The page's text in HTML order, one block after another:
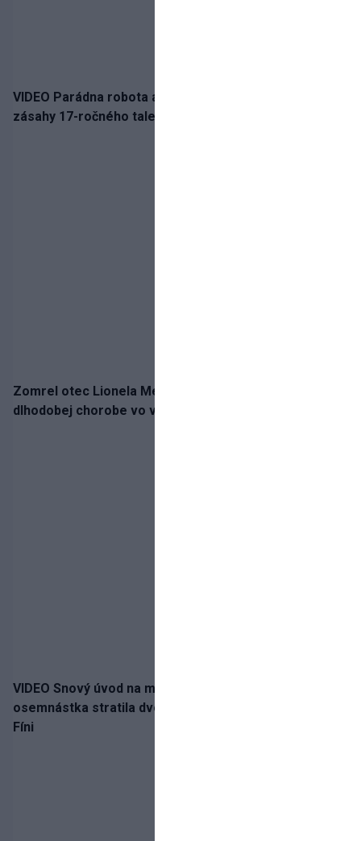
VIDEO Parádna robota a gól v oslabení! Pozrite si oba
zásahy 17-ročného talentu Rychlíka proti USA
Zomrel otec Lionela Messiho. Jorge podľahol
dlhodobej chorobe vo veku 68 rokov
VIDEO Snový úvod na medailu nestačil: Slovenská
osemnástka stratila dvojgólový náskok a bronz berú
Fíni